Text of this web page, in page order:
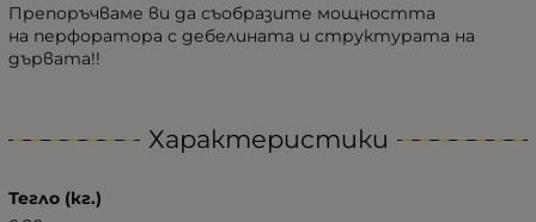
Препоръчваме ви да съобразите мощността
на перфоратора с дебелината и структурата на
дървата!!
Характеристики
Тегло (кг.)